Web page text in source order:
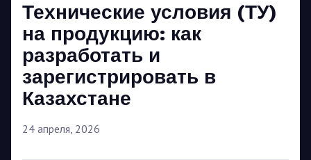
Технические условия (ТУ)
на продукцию: как
разработать и
зарегистрировать в
Казахстане
24 апреля, 2026